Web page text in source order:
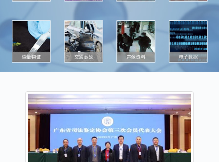
微量物证 交通事故 声像资料 电子数据